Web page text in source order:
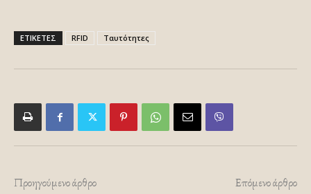
ΕΤΙΚΕΤΕΣ RFID Ταυτότητες
Προηγούμενο άρθρο Επόμενο άρθρο